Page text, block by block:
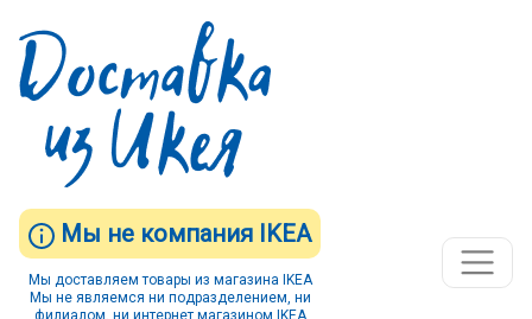
Мы не компания IKEA
Мы доставляем товары из магазина IKEA
Мы не являемся ни подразделением, ни
филиалом, ни интернет магазином IKEA